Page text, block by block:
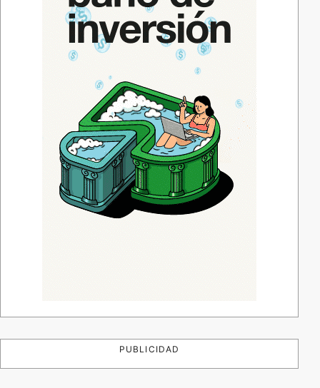
PUBLICIDAD